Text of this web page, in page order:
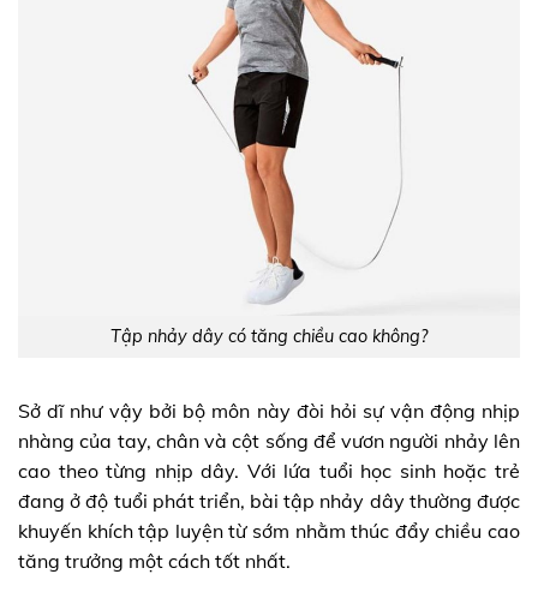
Tập nhảy dây có tăng chiều cao không?
Sở dĩ như vậy bởi bộ môn này đòi hỏi sự vận động nhịp
nhàng của tay, chân và cột sống để vươn người nhảy lên
cao theo từng nhịp dây. Với lứa tuổi học sinh hoặc trẻ
đang ở độ tuổi phát triển, bài tập nhảy dây thường được
khuyến khích tập luyện từ sớm nhằm thúc đẩy chiều cao
tăng trưởng một cách tốt nhất.